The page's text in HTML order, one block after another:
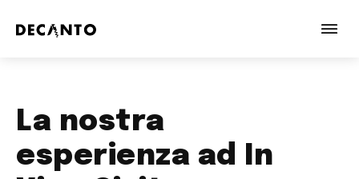
La nostra
esperienza ad In